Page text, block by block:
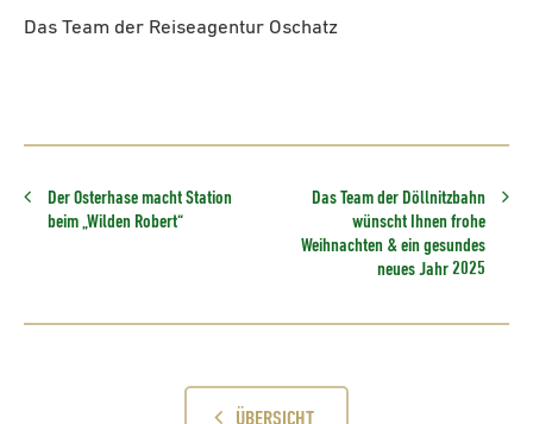
Das Team der Reiseagentur Oschatz
Der Osterhase macht Station
beim „Wilden Robert“
Das Team der Döllnitzbahn
wünscht Ihnen frohe
Weihnachten & ein gesundes
neues Jahr 2025
ÜBERSICHT